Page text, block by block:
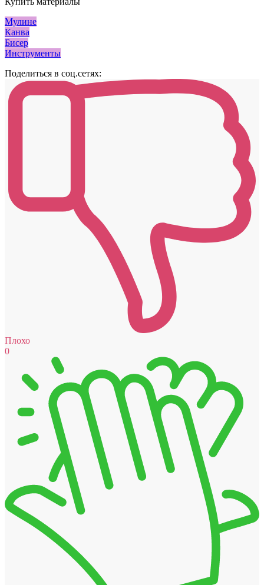
Мулине
Канва
Бисер
Инструменты
Поделиться в соц.сетях:
Плохо
0